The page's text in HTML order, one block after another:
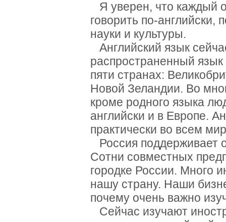
Я уверен, что каждый
говорить по-английски,
науки и культуры.
Английский язык
распространенный
пяти странах:
Новой Зеландии. Во
кроме родного языка
английски и в Европе.
практически во всем
Россия поддерживает
Сотни совместных
городке России. Много
нашу страну. Наши
почему очень важно
Сейчас изучают